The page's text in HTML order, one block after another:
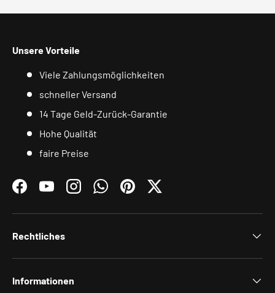
Unsere Vorteile
Viele Zahlungsmöglichkeiten
schneller Versand
14 Tage Geld-Zurück-Garantie
Hohe Qualität
faire Preise
FacebookYouTubeInstagramWhatsAppPinterestTwitter
Rechtliches
Informationen